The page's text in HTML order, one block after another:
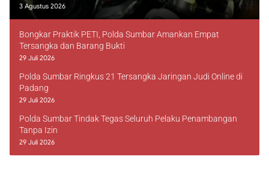
3 Agustus 2026
Bongkar Praktik PETI, Polda Sumbar Amankan Empat
Tersangka dan Barang Bukti
29 Juli 2026
Polda Sumbar Ringkus 21 Tersangka Jaringan Judi Online di
Padang
29 Juli 2026
Polda Sumbar Tindak Tegas Seluruh Pelaku Penambangan
Tanpa Izin
29 Juli 2026